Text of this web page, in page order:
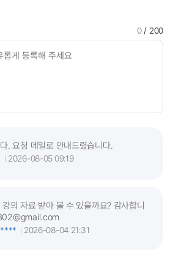
0/ 200
. 요청 메일로 안내드렸습니다.
2026-08-05 09:19
의 자료 받아 볼 수 있을까요? 감사합니
2026-08-04 21:31